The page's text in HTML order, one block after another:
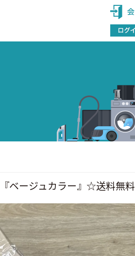
ベージュカラー』☆送料無料